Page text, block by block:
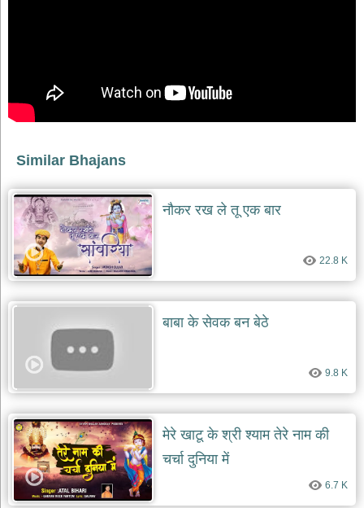
gurudev
bhajans
विविध
miscellaneous
bhajans
विष्णु
भजन
vishnu
bhajans
बाबा
बालक
नाथ
nath
bhajans
देश
भक्ति
भजन
patriotic
bhajans
खाटू
श्याम
Similar Bhajans
नौकर रख ले तू एक बार
22.8 K
बाबा के सेवक बन बेठे
9.8 K
मेरे खाटू के श्री श्याम तेरे नाम की
चर्चा दुनिया में
6.7 K